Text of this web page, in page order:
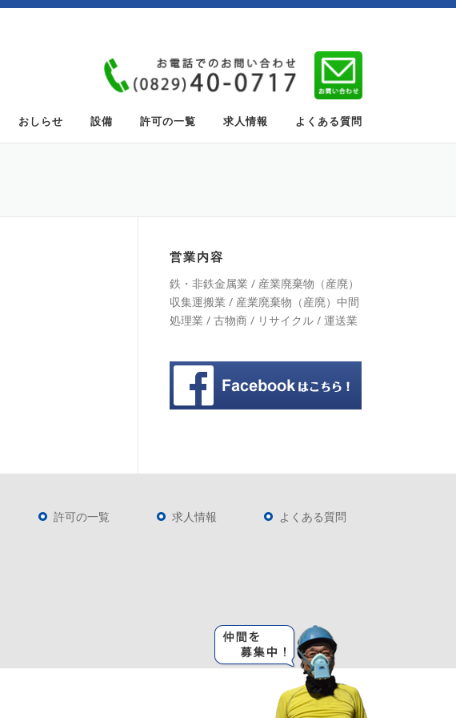
おしらせ 設備 許可の一覧 求人情報 よくある質問
営業内容
鉄・非鉄金属業 / 産業廃棄物（産廃）
収集運搬業 / 産業廃棄物（産廃）中間
処理業 / 古物商 / リサイクル / 運送業
許可の一覧 求人情報 よくある質問